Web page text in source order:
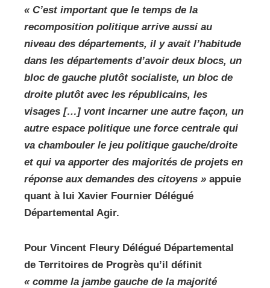
« C’est important que le temps de la
recomposition politique arrive aussi au
niveau des départements, il y avait l’habitude
dans les départements d’avoir deux blocs, un
bloc de gauche plutôt socialiste, un bloc de
droite plutôt avec les républicains, les
visages […] vont incarner une autre façon, un
autre espace politique une force centrale qui
va chambouler le jeu politique gauche/droite
et qui va apporter des majorités de projets en
réponse aux demandes des citoyens » appuie
quant à lui Xavier Fournier Délégué
Départemental Agir.
Pour Vincent Fleury Délégué Départemental
de Territoires de Progrès qu’il définit
« comme la jambe gauche de la majorité